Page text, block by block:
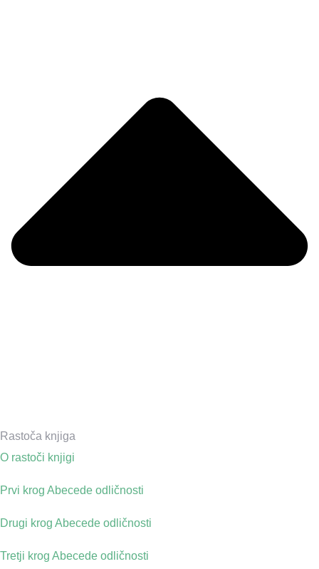
Rastoča knjiga
O rastoči knjigi
Prvi krog Abecede odličnosti
Drugi krog Abecede odličnosti
Tretji krog Abecede odličnosti